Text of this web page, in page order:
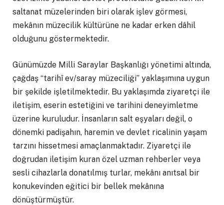
saltanat müzelerinden biri olarak işlev görmesi,
mekânın müzecilik kültürüne ne kadar erken dâhil
olduğunu göstermektedir.
Günümüzde Milli Saraylar Başkanlığı yönetimi altında,
çağdaş “tarihî ev/saray müzeciliği” yaklaşımına uygun
bir şekilde işletilmektedir. Bu yaklaşımda ziyaretçi ile
iletişim, eserin estetiğini ve tarihini deneyimletme
üzerine kuruludur. İnsanların salt eşyaları değil, o
dönemki padişahın, haremin ve devlet ricalinin yaşam
tarzını hissetmesi amaçlanmaktadır. Ziyaretçi ile
doğrudan iletişim kuran özel uzman rehberler veya
sesli cihazlarla donatılmış turlar, mekânı anıtsal bir
konukevinden eğitici bir bellek mekânına
dönüştürmüştür.